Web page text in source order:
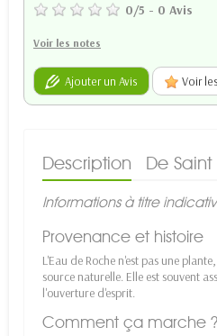
0/5 - 0 Avis
Voir les notes
Ajouter un Avis Voir
Description De
Informations à titre
Provenance et histoire
L'Eau de Roche n'est pas une
source naturelle. Elle est souvent
l'ouverture d'esprit.
Comment ça marche ?